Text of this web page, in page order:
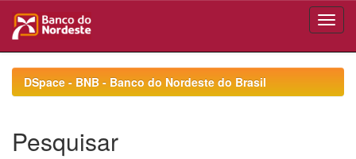
navigationDSpace - BNB - Banco do Nordeste do Brasil
Pesquisar